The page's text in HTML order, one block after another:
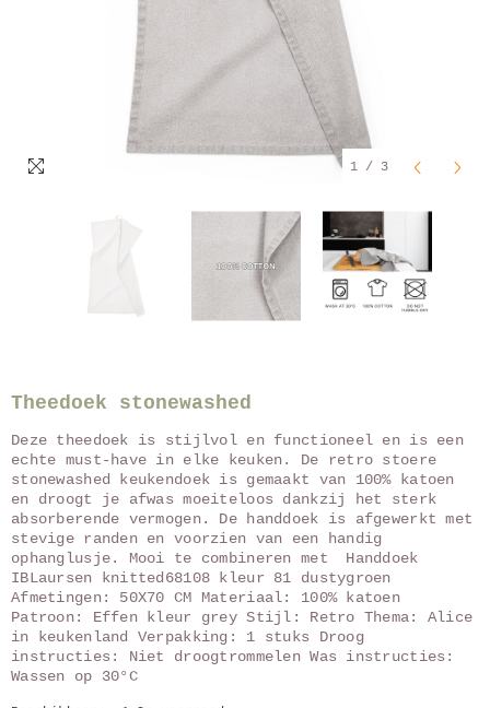
1 / 3
Theedoek stonewashed
Deze theedoek is stijlvol en functioneel en is een
echte must-have in elke keuken. De retro stoere
stonewashed keukendoek is gemaakt van 100% katoen
en droogt je afwas moeiteloos dankzij het sterk
absorberende vermogen. De handdoek is afgewerkt met
stevige randen en voorzien van een handig
ophanglusje. Mooi te combineren met Handdoek
IBLaursen knitted68108 kleur 81 dustygroen
Afmetingen: 50X70 CM Materiaal: 100% katoen
Patroon: Effen kleur grey Stijl: Retro Thema: Alice
in keukenland Verpakking: 1 stuks Droog
instructies: Niet droogtrommelen Was instructies:
Wassen op 30°C